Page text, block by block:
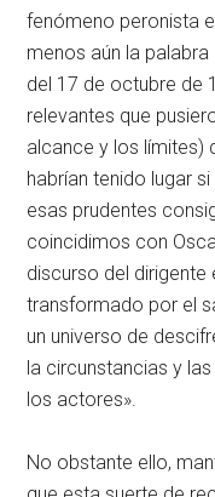
fenómeno peronista
menos aún la
del 17 de octubre de
relevantes que
alcance y los límites)
habrían tenido lugar
esas prudentes
coincidimos con
discurso del
transformado por el
un universo de
la circunstancias y
los actores».
No obstante ello,